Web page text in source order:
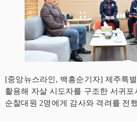
[중앙뉴스라인, 백흥순기자] 제주특
활용해 자살 시도자를 구조한 서귀
순찰대원 2명에게 감사와 격려를 전